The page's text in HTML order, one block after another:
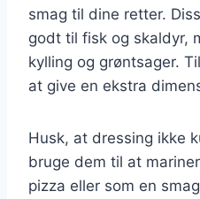
smag til dine retter.
godt til fisk og skaldyr,
kylling og grøntsager.
at give en ekstra
Husk, at dressing ikke
bruge dem til at
pizza eller som en